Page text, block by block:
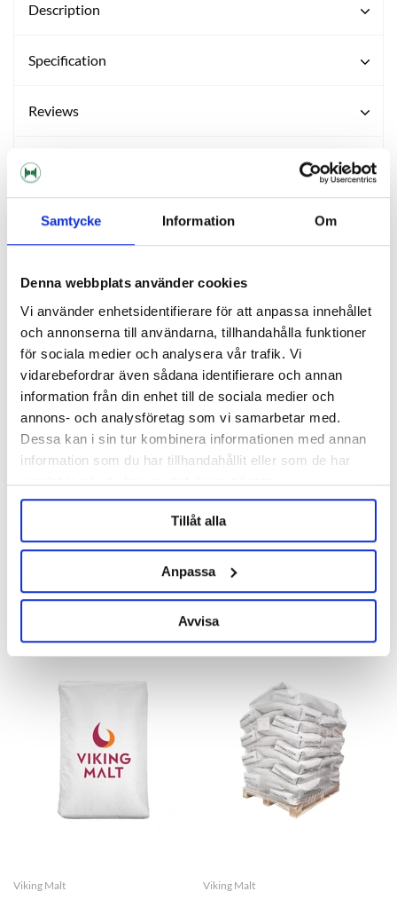
Samtycke Information Om
Denna webbplats använder cookies
Vi använder enhetsidentifierare för att anpassa innehållet
och annonserna till användarna, tillhandahålla funktioner
för sociala medier och analysera vår trafik. Vi
vidarebefordrar även sådana identifierare och annan
information från din enhet till de sociala medier och
annons- och analysföretag som vi samarbetar med.
Dessa kan i sin tur kombinera informationen med annan
information som du har tillhandahållit eller som de har
samlat in när du har använt deras tjänster.
Tillåt alla
Anpassa
Avvisa
Description
Specification
Reviews
Ask about product
RELATED PRODUCTS
BEST Oat Malt 10 kg
425 kr
Viking Malt
Viking Oat Malt
Product out of stock!
26 kr/kg
Viking Malt Viking Malt